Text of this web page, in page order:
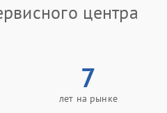
центра
7
лет на рынке